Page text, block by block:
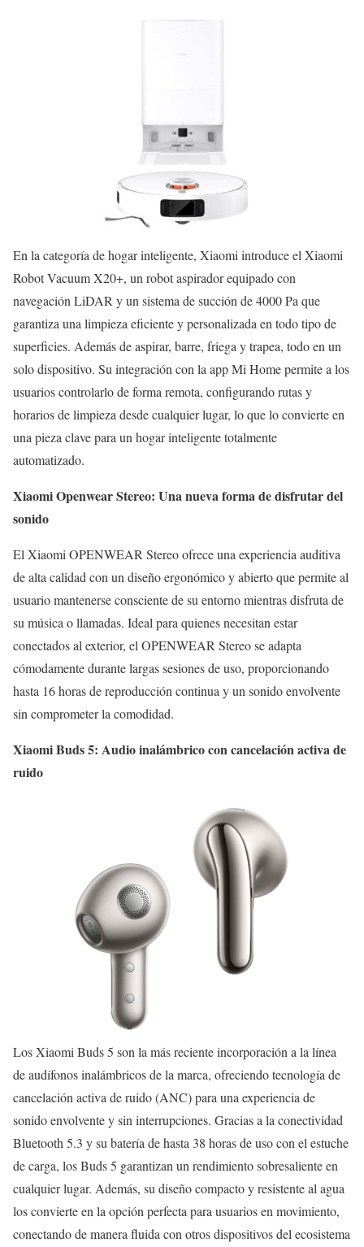
En la categoría de hogar inteligente, Xiaomi introduce el Xiaomi
Robot Vacuum X20+, un robot aspirador equipado con
navegación LiDAR y un sistema de succión de 4000 Pa que
garantiza una limpieza eficiente y personalizada en todo tipo de
superficies. Además de aspirar, barre, friega y trapea, todo en un
solo dispositivo. Su integración con la app Mi Home permite a los
usuarios controlarlo de forma remota, configurando rutas y
horarios de limpieza desde cualquier lugar, lo que lo convierte en
una pieza clave para un hogar inteligente totalmente
automatizado.
Xiaomi Openwear Stereo: Una nueva forma de disfrutar del
sonido
El Xiaomi OPENWEAR Stereo ofrece una experiencia auditiva
de alta calidad con un diseño ergonómico y abierto que permite al
usuario mantenerse consciente de su entorno mientras disfruta de
su música o llamadas. Ideal para quienes necesitan estar
conectados al exterior, el OPENWEAR Stereo se adapta
cómodamente durante largas sesiones de uso, proporcionando
hasta 16 horas de reproducción continua y un sonido envolvente
sin comprometer la comodidad.
Xiaomi Buds 5: Audio inalámbrico con cancelación activa de
ruido
Los Xiaomi Buds 5 son la más reciente incorporación a la línea
de audífonos inalámbricos de la marca, ofreciendo tecnología de
cancelación activa de ruido (ANC) para una experiencia de
sonido envolvente y sin interrupciones. Gracias a la conectividad
Bluetooth 5.3 y su batería de hasta 38 horas de uso con el estuche
de carga, los Buds 5 garantizan un rendimiento sobresaliente en
cualquier lugar. Además, su diseño compacto y resistente al agua
los convierte en la opción perfecta para usuarios en movimiento,
conectando de manera fluida con otros dispositivos del ecosistema